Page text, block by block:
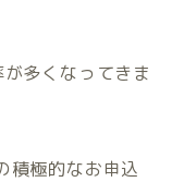
多くなってきま
積極的なお申込